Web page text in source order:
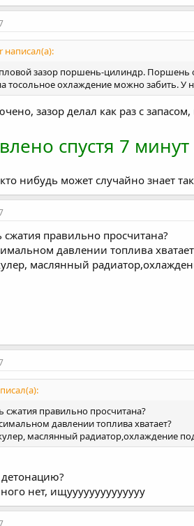
написал(а):
зазор поршень-цилиндр. Поршень
тосольное охлаждение можно забить. У
зазор делал как раз с
спустя 7 минут
нибудь может случайно знает
сжатия правильно просчитана?
давлении топлива
маслянный
сжатия правильно просчитана?
давлении топлива хватает?
маслянный радиатор,охлаждение
нет, ищуууууууууууууу